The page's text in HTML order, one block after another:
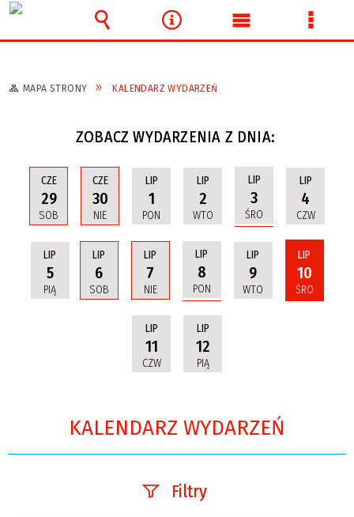
MAPA STRONY KALENDARZ WYDARZEŃ
ZOBACZ WYDARZENIA Z DNIA:
CZE
29
SOB
CZE
30
NIE
LIP
1
PON
LIP
2
WTO
LIP
3
ŚRO
LIP
4
CZW
LIP
5
PIĄ
LIP
6
SOB
LIP
7
NIE
LIP
8
PON
LIP
9
WTO
LIP
10
ŚRO
LIP
11
CZW
LIP
12
PIĄ
KALENDARZ WYDARZEŃ
Filtry
Wyszukiwarka
NarzędziaMenu
Menu